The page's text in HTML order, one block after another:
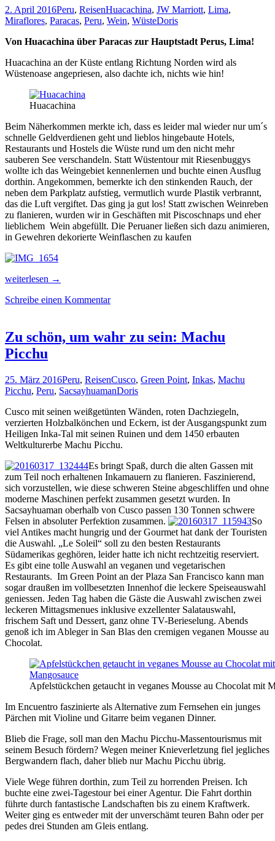
2. April 2016Peru, ReisenHuacachina, JW Marriott, Lima,
Miraflores, Paracas, Peru, Wein, WüsteDoris
Von Huacachina über Paracas zur Hauptstadt Perus, Lima!
Huacachina an der Küste entlang Richtung Norden wird als
Wüstenoase angepriesen, also dachte ich, nichts wie hin!
Huacachina
Beim Näherkommen merkte ich, dass es leider mal wieder nur um´s
schnelle Geldverdienen geht und lieblos hingebaute Hotels,
Restaurants und Hostels die Wüste rund um den nicht mehr
sauberen See verschandeln. Statt Wüstentour mit Riesenbuggys
wollte ich das Weingebiet kennenlernen und buchte einen Ausflug
dorthin. Angekommen, bemerkte ich den stinkenden Rauch, der
neben dem Parkplatz aufstieg, vermutlich wurde Plastik verbrannt,
das die Luft vergiftet. Das ging ja gut los! Statt zwischen Weinreben
zu flanieren, wurden wir in Geschäften mit Piscoschnaps und eher
lieblichem Wein abgefüllt. Die Peruaner ließen sich dazu animieren,
in Gewehren dekorierte Weinflaschen zu kaufen
Wüste,
und
Lima
weiterlesen →
Schreibe einen Kommentar
Zu schön, um wahr zu sein: Machu
Picchu
25. März 2016Peru, ReisenCusco, Green Point, Inkas, Machu
Picchu, Peru, SacsayhuamanDoris
Cusco mit seinen weißgetünten Wänden, roten Dachziegeln,
verzierten Holzbalkönchen und Eckern, ist der Ausgangspunkt zum
Heiligen Inka-Tal mit seinen Ruinen und dem 1450 erbauten
Weltkulturerbe Machu Picchu.
Es bringt Spaß, durch die alten Gassen mit
zum Teil noch erhaltenen Inkamauern zu flanieren. Faszinierend,
sich vorzustellen, wie diese schweren Steine abgeschliffen und ohne
moderne Maschinen perfekt zusammen gesetzt wurden. In
Sacsayhuaman oberhalb von Cusco passen 130 Tonnen schwere
Felsen in absoluter Perfektion zusammen.
So
viel Antikes macht hungrig und der Gourmet hat dank der Touristen
die Auswahl. „Le Soleil“ soll zu den besten Restaurants
Südamerikas geghören, leider hatte ich nicht rechtzeitig reserviert.
Es gibt eine tolle Auswahl an veganen und vegetarischen
Restaurants. Im Green Point an der Plaza San Francisco kann man
sogar draußen im vollbesetzten Innenhof die leckere Speiseauswahl
geniessen. Jeden Tag haben die Gäste die Auswahl zwischen zwei
leckeren Mittagsmenues inklusive exzellenter Salatauswahl,
frischem Saft und Dessert, ganz ohne TV-Berieselung. Abends
genoß ich im Ableger in San Blas den cremigen veganen Mousse au
Chocolat.
Apfelstückchen getaucht in veganes Mousse au Chocolat mit
Im Encuentro faszinierte als Alternative zum Fernsehen ein junges
Pärchen mit Violine und Gitarre beim veganen Dinner.
Blieb die Frage, soll man den Machu Picchu-Massentourismus mit
seinem Besuch fördern? Wegen meiner Knieverletzung fiel jegliches
Bergwandern flach, daher blieb nur Machu Picchu übrig.
Viele Wege führen dorthin, zum Teil zu horrenden Preisen. Ich
buchte eine zwei-Tagestour bei einer Agentur. Die Fahrt dorthin
führte durch fantastische Landschaften bis zu einem Kraftwerk.
Weiter ging es entweder mit der unverschämt teuren Bahn oder per
pedes drei Stunden am Gleis entlang.